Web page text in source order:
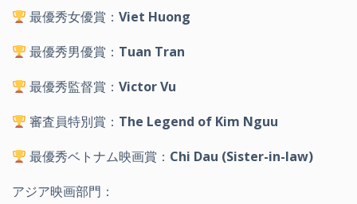
最優秀女優賞：Viet Huong
最優秀男優賞： Tuan Tran
最優秀監督賞：Victor Vu
審査員特別賞： The Legend of Kim Nguu
最優秀ベトナム映画賞： Chi Dau (Sister-in-law)
アジア映画部門：